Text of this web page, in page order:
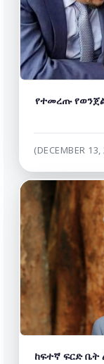
የተመረጡ
(DECEMBER
ከፍተኛ ፍርድ ቤት